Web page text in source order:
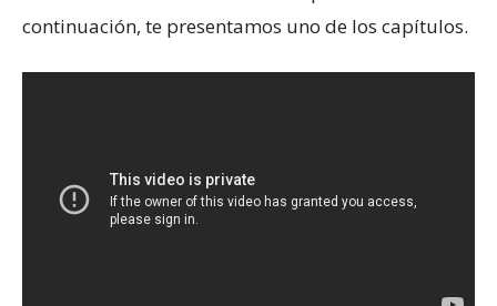
continuación, te presentamos uno de los capítulos.